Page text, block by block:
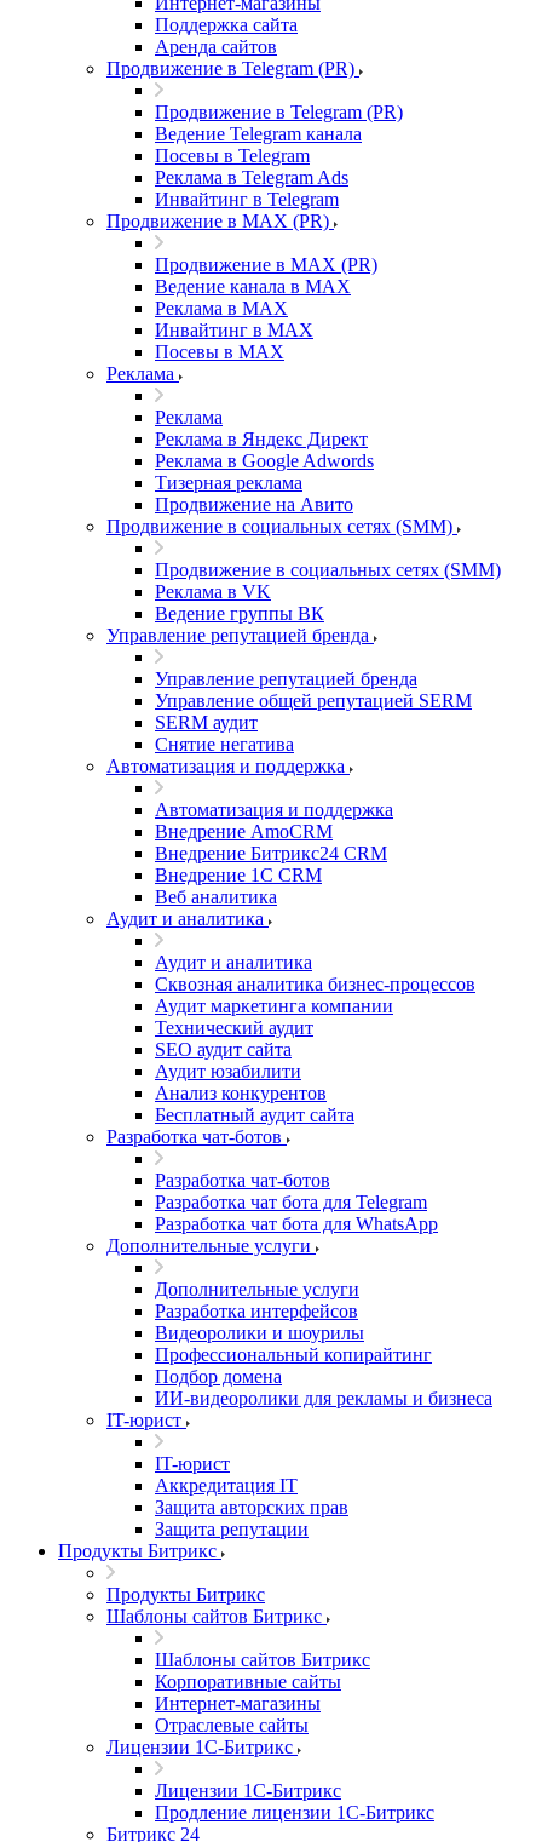
Поддержка сайта
Аренда сайтов
Продвижение в Telegram (PR)
Продвижение в Telegram (PR)
Ведение Telegram канала
Посевы в Telegram
Реклама в Telegram Ads
Инвайтинг в Telegram
Продвижение в MAX (PR)
Продвижение в MAX (PR)
Ведение канала в MAX
Реклама в MAX
Инвайтинг в MAX
Посевы в MAX
Реклама
Реклама
Реклама в Яндекс Директ
Реклама в Google Adwords
Тизерная реклама
Продвижение на Авито
Продвижение в социальных сетях (SMM)
Продвижение в социальных сетях (SMM)
Реклама в VK
Ведение группы ВК
Управление репутацией бренда
Управление репутацией бренда
Управление общей репутацией SERM
SERM аудит
Снятие негатива
Автоматизация и поддержка
Автоматизация и поддержка
Внедрение AmoCRM
Внедрение Битрикс24 CRM
Внедрение 1C CRM
Веб аналитика
Аудит и аналитика
Аудит и аналитика
Сквозная аналитика бизнес-процессов
Аудит маркетинга компании
Технический аудит
SEO аудит сайта
Аудит юзабилити
Анализ конкурентов
Бесплатный аудит сайта
Разработка чат-ботов
Разработка чат-ботов
Разработка чат бота для Telegram
Разработка чат бота для WhatsApp
Дополнительные услуги
Дополнительные услуги
Разработка интерфейсов
Видеоролики и шоурилы
Профессиональный копирайтинг
Подбор домена
ИИ-видеоролики для рекламы и бизнеса
IT-юрист
IT-юрист
Аккредитация IT
Защита авторских прав
Защита репутации
Продукты Битрикс
Продукты Битрикс
Шаблоны сайтов Битрикс
Шаблоны сайтов Битрикс
Корпоративные сайты
Интернет-магазины
Отраслевые сайты
Лицензии 1С-Битрикс
Лицензии 1С-Битрикс
Продление лицензии 1С-Битрикс
Битрикс 24